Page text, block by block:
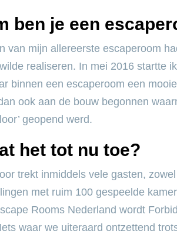
ben je een
van mijn allereerste escaperoom
realiseren. In mei 2016 startte
binnen een escaperoom een
ook aan de bouw begonnen
geopend werd.
het tot nu toe?
trekt inmiddels vele gasten, zowel
met ruim 100 gespeelde
Rooms Nederland wordt
waar we uiteraard ontzettend